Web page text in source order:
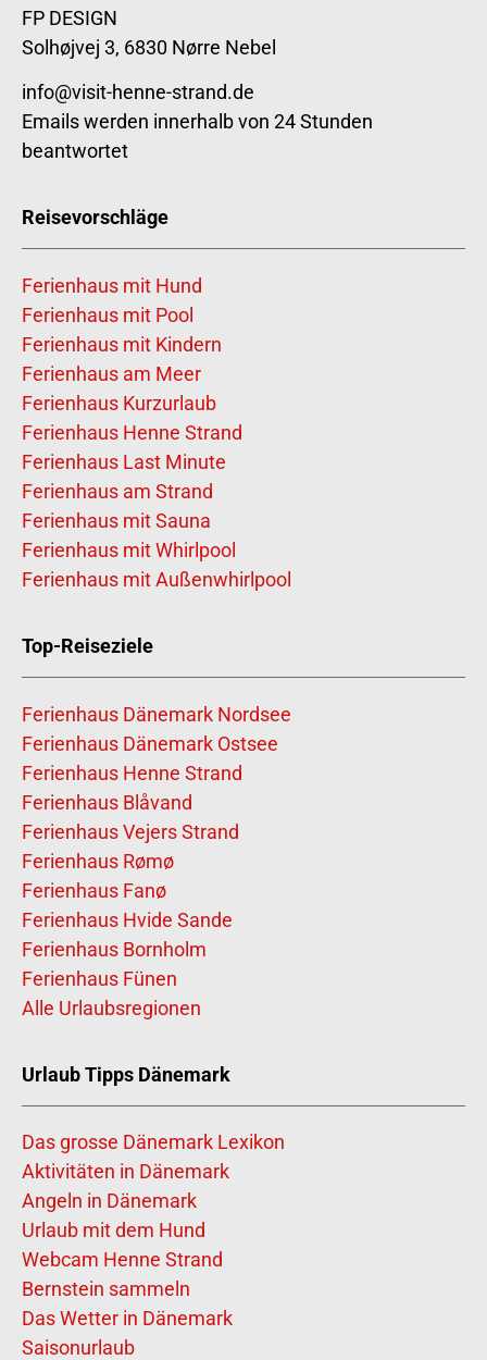
FP DESIGN
Solhøjvej 3, 6830 Nørre Nebel
info@visit-henne-strand.de
Emails werden innerhalb von 24 Stunden
beantwortet
Reisevorschläge
Ferienhaus mit Hund
Ferienhaus mit Pool
Ferienhaus mit Kindern
Ferienhaus am Meer
Ferienhaus Kurzurlaub
Ferienhaus Henne Strand
Ferienhaus Last Minute
Ferienhaus am Strand
Ferienhaus mit Sauna
Ferienhaus mit Whirlpool
Ferienhaus mit Außenwhirlpool
Top-Reiseziele
Ferienhaus Dänemark Nordsee
Ferienhaus Dänemark Ostsee
Ferienhaus Henne Strand
Ferienhaus Blåvand
Ferienhaus Vejers Strand
Ferienhaus Rømø
Ferienhaus Fanø
Ferienhaus Hvide Sande
Ferienhaus Bornholm
Ferienhaus Fünen
Alle Urlaubsregionen
Urlaub Tipps Dänemark
Das grosse Dänemark Lexikon
Aktivitäten in Dänemark
Angeln in Dänemark
Urlaub mit dem Hund
Webcam Henne Strand
Bernstein sammeln
Das Wetter in Dänemark
Saisonurlaub